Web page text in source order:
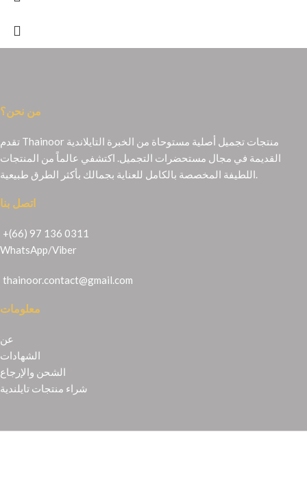
من نحن؟
تقدم Thainoor منتجات تجميل أصلية مستوحاة من الخبرة التايلاندية
القديمة في مجال مستحضرات التجميل. اكتشفي عالماً من المنتجات
اللطيفة المخصصة بالكامل للعناية بجمالك بأكثر الطرق طبيعية.
اتصل بنا
+(66) 97 136 0311
WhatsApp/Viber
thainoor.contact@gmail.com
معلومات
عن
الشهادات
الشحن والإرجاع
شراء منتجات تايلندية